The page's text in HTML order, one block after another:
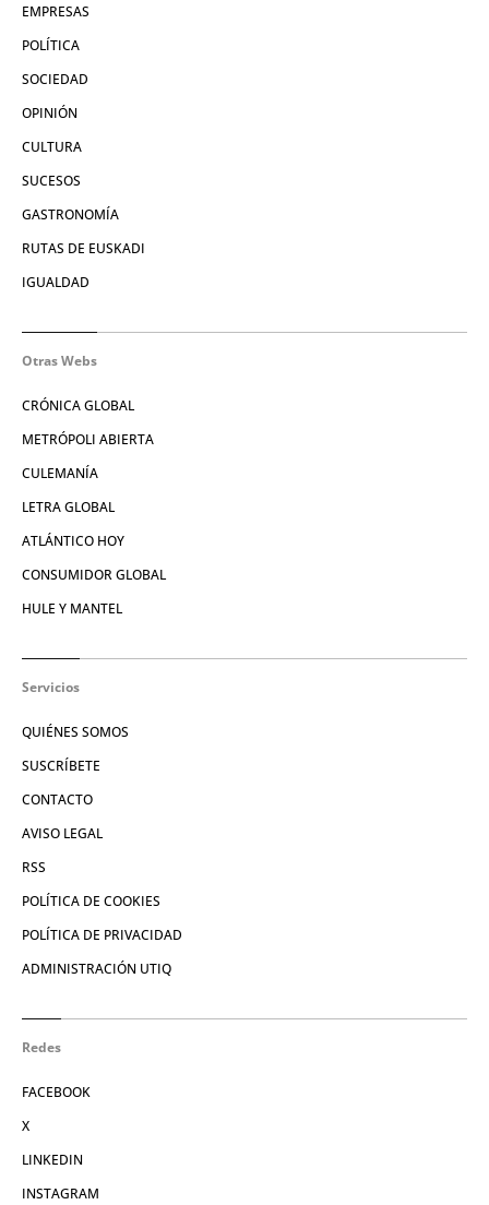
EMPRESAS
POLÍTICA
SOCIEDAD
OPINIÓN
CULTURA
SUCESOS
GASTRONOMÍA
RUTAS DE EUSKADI
IGUALDAD
Otras Webs
CRÓNICA GLOBAL
METRÓPOLI ABIERTA
CULEMANÍA
LETRA GLOBAL
ATLÁNTICO HOY
CONSUMIDOR GLOBAL
HULE Y MANTEL
Servicios
QUIÉNES SOMOS
SUSCRÍBETE
CONTACTO
AVISO LEGAL
RSS
POLÍTICA DE COOKIES
POLÍTICA DE PRIVACIDAD
ADMINISTRACIÓN UTIQ
Redes
FACEBOOK
X
LINKEDIN
INSTAGRAM